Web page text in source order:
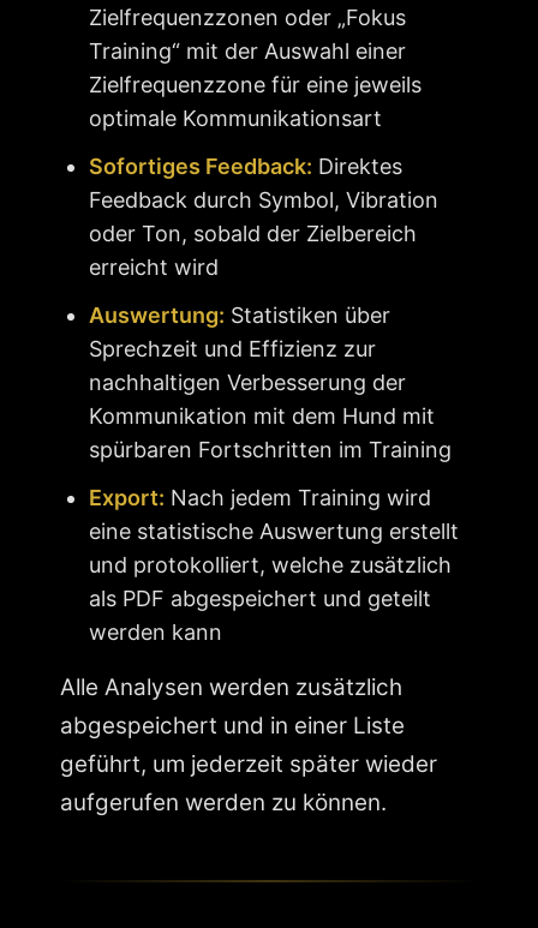
Zielfrequenzzonen oder „Fokus
Training“ mit der Auswahl einer
Zielfrequenzzone für eine jeweils
optimale Kommunikationsart
Sofortiges Feedback: Direktes
Feedback durch Symbol, Vibration
oder Ton, sobald der Zielbereich
erreicht wird
Auswertung: Statistiken über
Sprechzeit und Effizienz zur
nachhaltigen Verbesserung der
Kommunikation mit dem Hund mit
spürbaren Fortschritten im Training
Export: Nach jedem Training wird
eine statistische Auswertung erstellt
und protokolliert, welche zusätzlich
als PDF abgespeichert und geteilt
werden kann
Alle Analysen werden zusätzlich
abgespeichert und in einer Liste
geführt, um jederzeit später wieder
aufgerufen werden zu können.